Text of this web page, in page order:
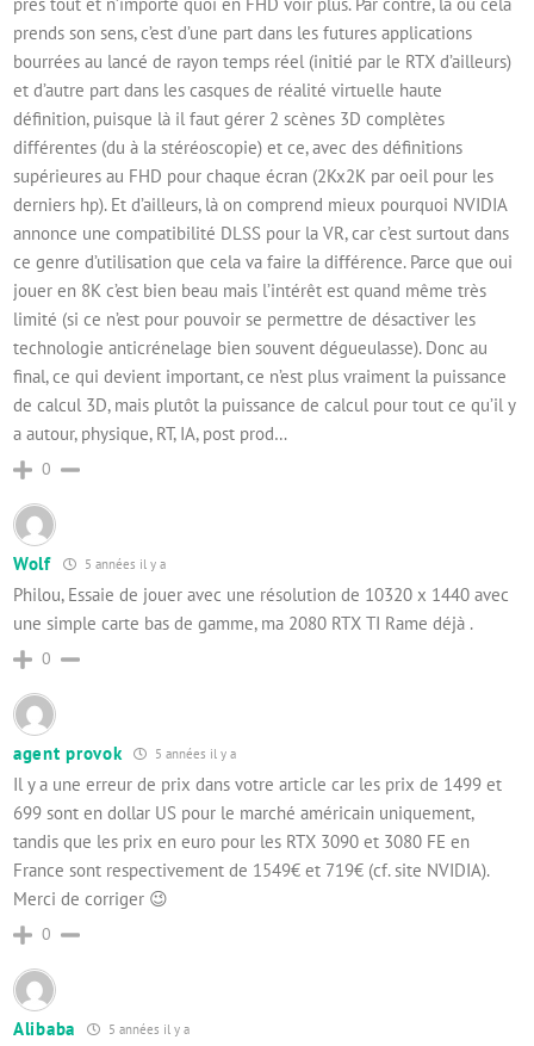
prends son sens, c’est d’une part dans les futures applications
bourrées au lancé de rayon temps réel (initié par le RTX d’ailleurs)
et d’autre part dans les casques de réalité virtuelle haute
définition, puisque là il faut gérer 2 scènes 3D complètes
différentes (du à la stéréoscopie) et ce, avec des définitions
supérieures au FHD pour chaque écran (2Kx2K par oeil pour les
derniers hp). Et d’ailleurs, là on comprend mieux pourquoi NVIDIA
annonce une compatibilité DLSS pour la VR, car c’est surtout dans
ce genre d’utilisation que cela va faire la différence. Parce que oui
jouer en 8K c’est bien beau mais l’intérêt est quand même très
limité (si ce n’est pour pouvoir se permettre de désactiver les
technologie anticrénelage bien souvent dégueulasse). Donc au
final, ce qui devient important, ce n’est plus vraiment la puissance
de calcul 3D, mais plutôt la puissance de calcul pour tout ce qu’il y
a autour, physique, RT, IA, post prod…
0
Wolf 5 années il y a
Philou, Essaie de jouer avec une résolution de 10320 x 1440 avec
une simple carte bas de gamme, ma 2080 RTX TI Rame déjà .
0
agent provok 5 années il y a
Il y a une erreur de prix dans votre article car les prix de 1499 et
699 sont en dollar US pour le marché américain uniquement,
tandis que les prix en euro pour les RTX 3090 et 3080 FE en
France sont respectivement de 1549€ et 719€ (cf. site NVIDIA).
Merci de corriger 😉
0
Alibaba 5 années il y a